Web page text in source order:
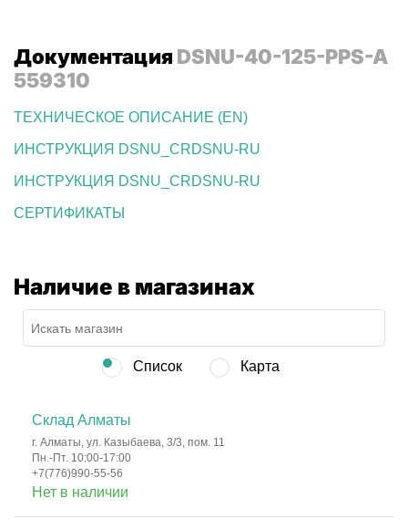
Документация DSNU-40-125-PPS-A
559310
ТЕХНИЧЕСКОЕ ОПИСАНИЕ (EN)
ИНСТРУКЦИЯ DSNU_CRDSNU-RU
ИНСТРУКЦИЯ DSNU_CRDSNU-RU
СЕРТИФИКАТЫ
Наличие в магазинах
Список Карта
Склад Алматы
г. Алматы, ул. Казыбаева, 3/3, пом. 11
Пн.-Пт. 10:00-17:00
+7(776)990-55-56
Нет в наличии